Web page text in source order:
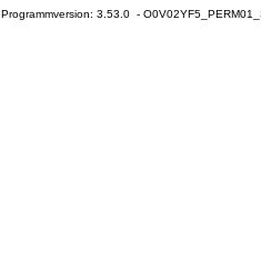
Programmversion: 3.53.0 -